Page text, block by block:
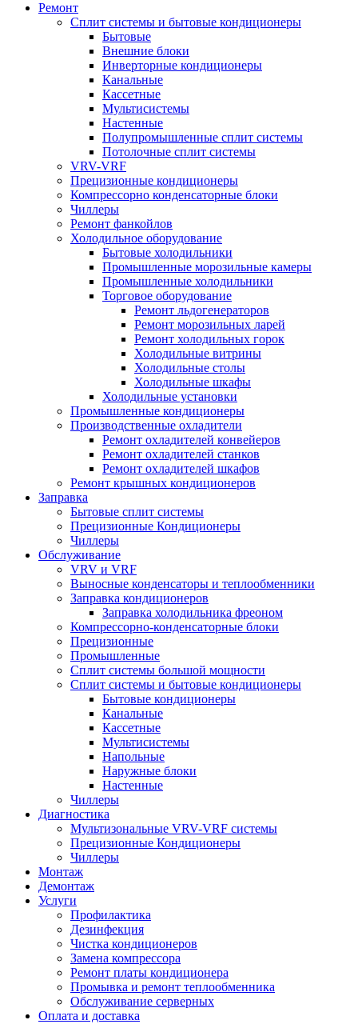
Ремонт
Сплит системы и бытовые кондиционеры
Бытовые
Внешние блоки
Инверторные кондиционеры
Канальные
Кассетные
Мультисистемы
Настенные
Полупромышленные сплит системы
Потолочные сплит системы
VRV-VRF
Прецизионные кондиционеры
Компрессорно конденсаторные блоки
Чиллеры
Ремонт фанкойлов
Холодильное оборудование
Бытовые холодильники
Промышленные морозильные камеры
Промышленные холодильники
Торговое оборудование
Ремонт льдогенераторов
Ремонт морозильных ларей
Ремонт холодильных горок
Холодильные витрины
Холодильные столы
Холодильные шкафы
Холодильные установки
Промышленные кондиционеры
Производственные охладители
Ремонт охладителей конвейеров
Ремонт охладителей станков
Ремонт охладителей шкафов
Ремонт крышных кондиционеров
Заправка
Бытовые сплит системы
Прецизионные Кондиционеры
Чиллеры
Обслуживание
VRV и VRF
Выносные конденсаторы и теплообменники
Заправка кондиционеров
Заправка холодильника фреоном
Компрессорно-конденсаторные блоки
Прецизионные
Промышленные
Сплит системы большой мощности
Сплит системы и бытовые кондиционеры
Бытовые кондиционеры
Канальные
Кассетные
Мультисистемы
Напольные
Наружные блоки
Настенные
Чиллеры
Диагностика
Мультизональные VRV-VRF системы
Прецизионные Кондиционеры
Чиллеры
Монтаж
Демонтаж
Услуги
Профилактика
Дезинфекция
Чистка кондиционеров
Замена компрессора
Ремонт платы кондиционера
Промывка и ремонт теплообменника
Обслуживание серверных
Оплата и доставка